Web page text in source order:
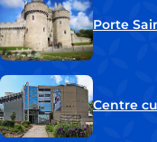
Porte
Centre